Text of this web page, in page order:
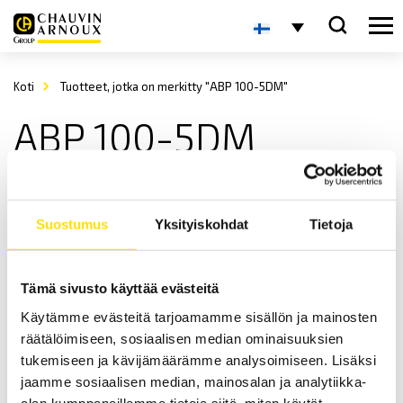
Suostumus Yksityiskohdat Tietoja
Tämä sivusto käyttää evästeitä
Käytämme evästeitä tarjoamamme sisällön ja mainosten
räätälöimiseen, sosiaalisen median ominaisuuksien
tukemiseen ja kävijämäärämme analysoimiseen. Lisäksi
jaamme sosiaalisen median, mainosalan ja analytiikka-
Koti Tuotteet, jotka on merkitty "ABP 100-5DM"
ABP 100-5DM
KERN ABP Premium analyysivaaka
kapasiteetti jopa 320 g.